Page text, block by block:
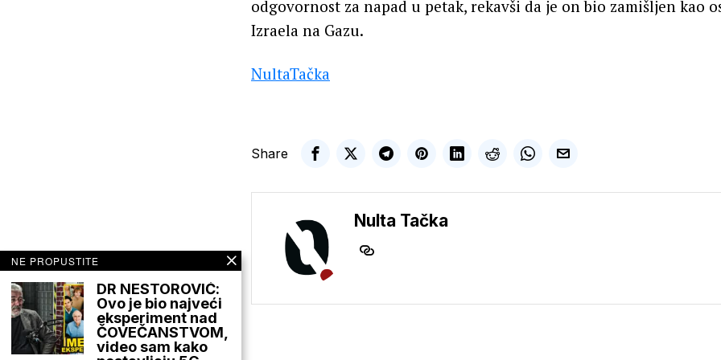
odgovornost za napad u petak, rekavši da je on bio zamišljen kao
Izraela na Gazu.
NultaTačka
Share
Nulta Tačka
NE PROPUSTITE
DR NESTOROVIĆ:
Ovo je bio najveći
eksperiment nad
ČOVEČANSTVOM,
video sam kako